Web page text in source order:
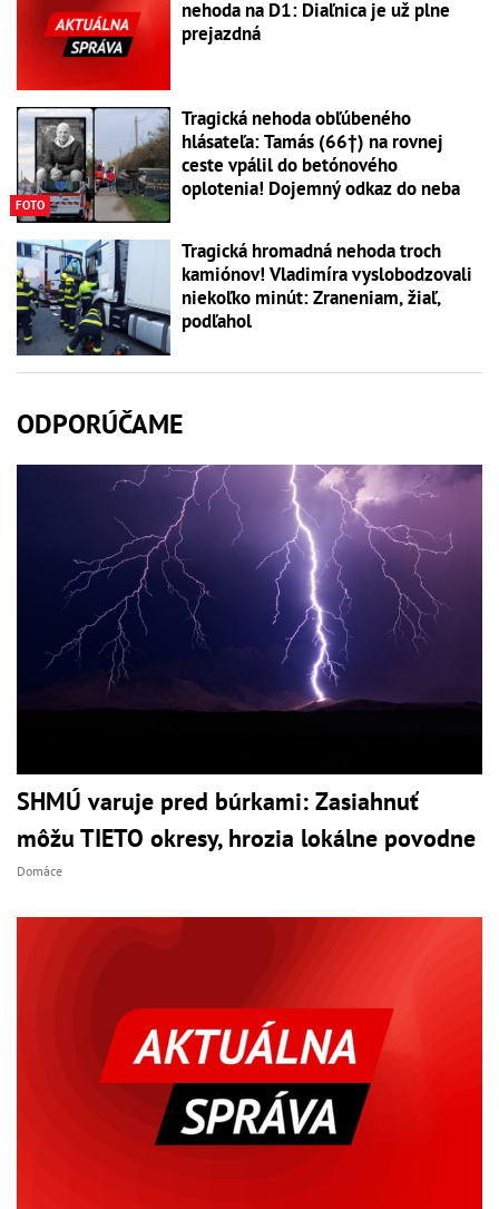
nehoda na D1: Diaľnica je už plne
prejazdná
FOTO
Tragická nehoda obľúbeného
hlásateľa: Tamás (66†) na rovnej
ceste vpálil do betónového
oplotenia! Dojemný odkaz do neba
Tragická hromadná nehoda troch
kamiónov! Vladimíra vyslobodzovali
niekoľko minút: Zraneniam, žiaľ,
podľahol
ODPORÚČAME
SHMÚ varuje pred búrkami: Zasiahnuť
môžu TIETO okresy, hrozia lokálne povodne
Domáce